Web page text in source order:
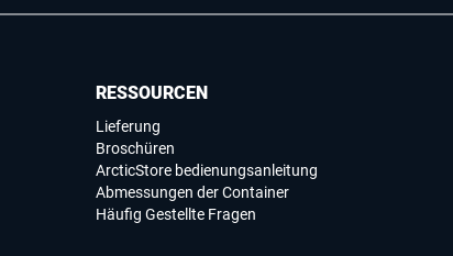
RESSOURCEN
Lieferung
Broschüren
ArcticStore bedienungsanleitung
Abmessungen der Container
Häufig Gestellte Fragen